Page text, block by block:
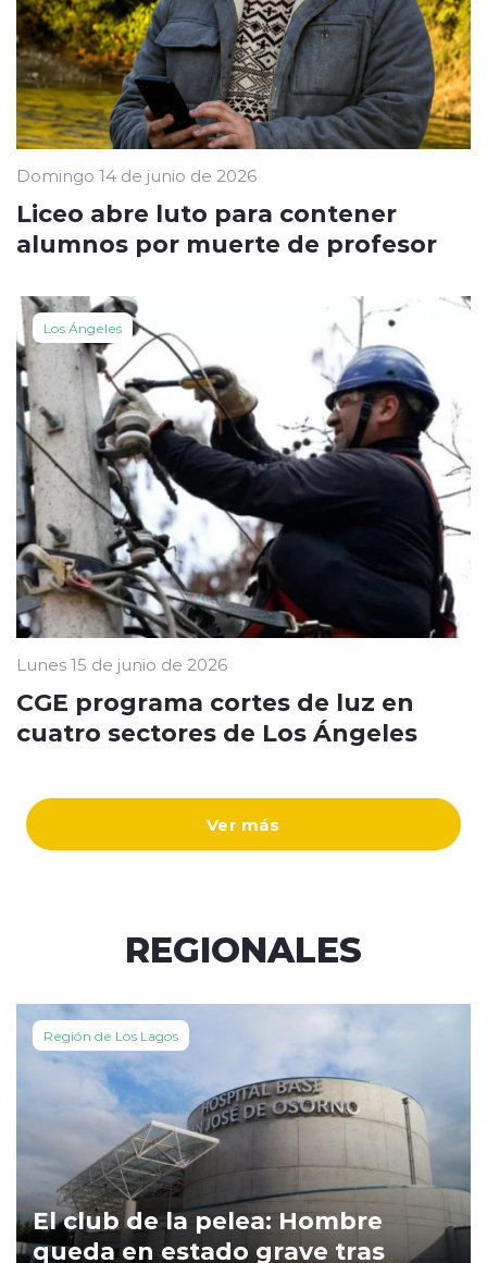
Ver más
Domingo 14 de junio de 2026
Liceo abre luto para contener
alumnos por muerte de profesor
Los Ángeles
Lunes 15 de junio de 2026
CGE programa cortes de luz en
cuatro sectores de Los Ángeles
REGIONALES
Región de Los Lagos
El club de la pelea: Hombre
queda en estado grave tras